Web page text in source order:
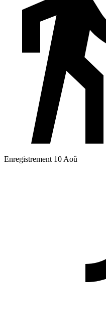
Enregistrement 10 Aoû